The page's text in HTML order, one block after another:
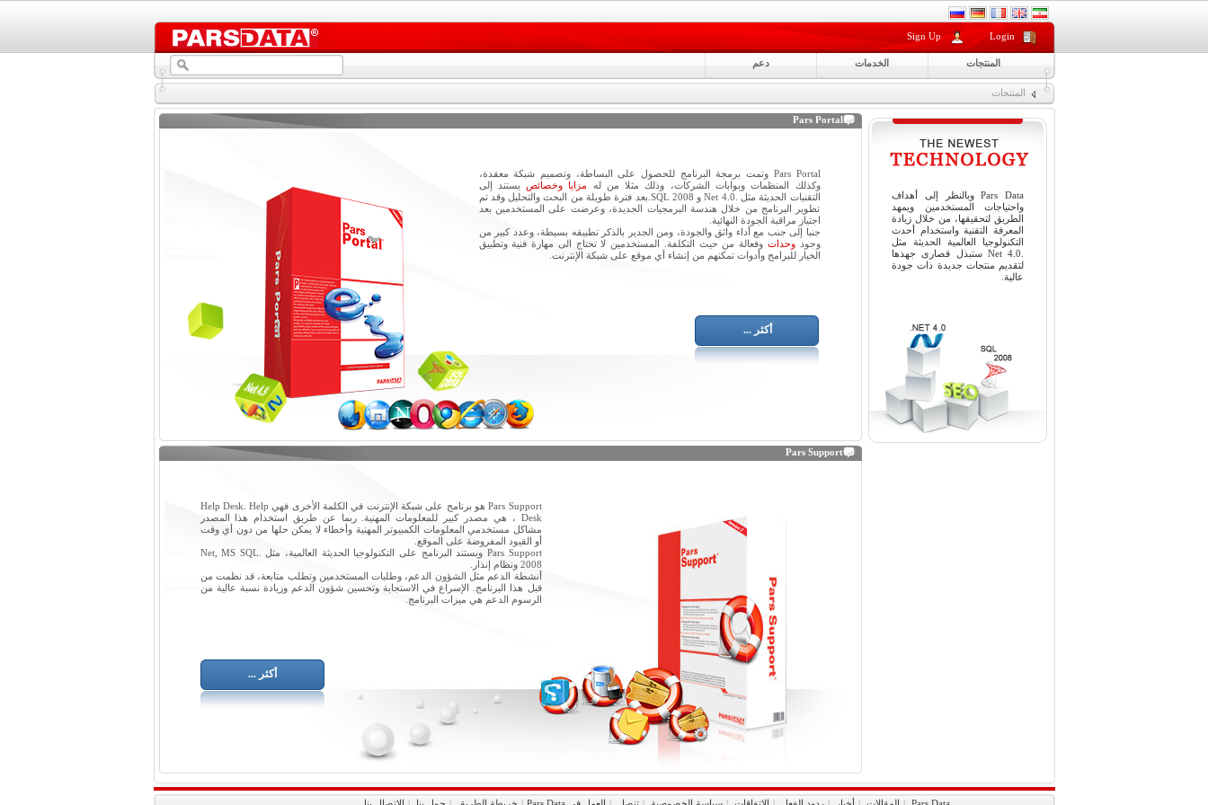
Login
Sign Up
المنتجات الخدمات دعم
المنتجات
Pars Portal
Pars Portal وتمت برمجة البرنامج للحصول على البساطة، وتصميم شبكة معقدة،
وكذلك المنظمات وبوابات الشركات، وذلك مثلا من له
مزايا وخصائص يستند إلى
التقنيات الحديثة مثل .Net 4.0 و SQL 2008.بعد فترة طويلة من البحث والتحليل وقد تم
تطوير البرنامج من خلال هندسة البرمجيات الجديدة، وعرضت على المستخدمين بعد
اجتياز مراقبة الجودة النهائية.
جنبا إلى جنب مع أداء واثق والجودة، ومن الجدير بالذكر تطبيقه بسيطة، وعدد كبير من
وجودوحدات وفعالة من حيث التكلفة. المستخدمين لا تحتاج الى مهارة فنية وتطبيق
الخيار للبرامج وأدوات تمكنهم من إنشاء أي موقع على شبكة الإنترنت.
أكثر ...
Pars Support
Pars Support هو برنامج على شبكة الإنترنت في الكلمة الأخرى فهي Help Desk. Help
Desk ، هي مصدر كبير للمعلومات المهنية. ربما عن طريق استخدام هذا المصدر
مشاكل مستخدمي المعلومات الكمبيوتر المهنية وأخطاء لا يمكن حلها من دون أي وقت
أو القيود المفروضة على الموقع.
Pars Support ويستند البرنامج على التكنولوجيا الحديثة العالمية، مثل .Net, MS SQL
2008 ونظام إنذار.
أنشطة الدعم مثل الشؤون الدعم، وطلبات المستخدمين وتطلب متابعة، قد نظمت من
قبل هذا البرنامج. الإسراع في الاستجابة وتحسين شؤون الدعم وزيادة نسبة عالية من
الرسوم الدعم هي ميزات البرنامج.
أكثر ...
Pars Data وبالنظر إلى أهداف
واحتياجات المستخدمين ويمهد
الطريق لتحقيقها، من خلال زيادة
المعرفة التقنية واستخدام أحدث
التكنولوجيا العالمية الحديثة مثل
.Net 4.0 ستبذل قصارى جهدها
لتقديم منتجات جديدة ذات جودة
عالية.